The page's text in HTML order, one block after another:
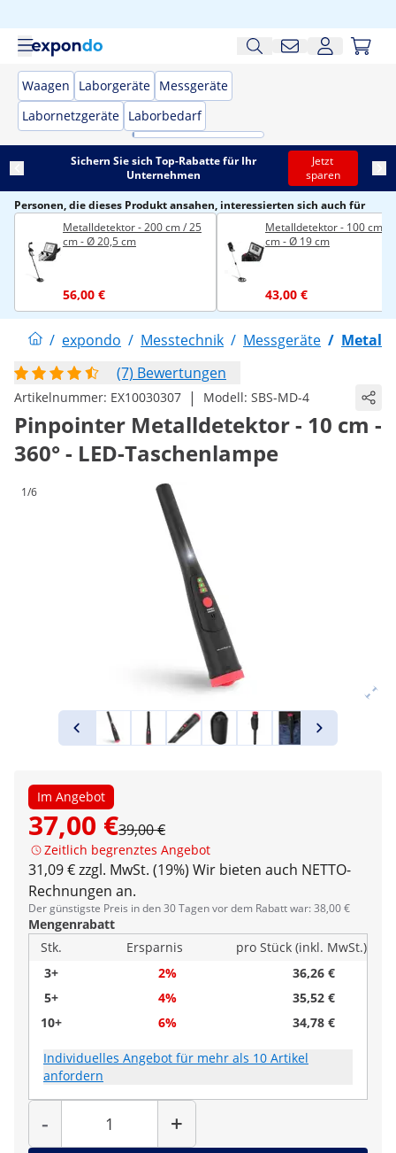
Waagen Laborgeräte Messgeräte
Labornetzgeräte Laborbedarf
Sichern Sie sich Top-Rabatte für Ihr
Unternehmen
Jetzt
sparen
Personen, die dieses Produkt ansahen, interessierten sich auch für
Metalldetektor - 200 cm / 25
cm - Ø 20,5 cm
56,00 €
Metalldetektor - 100 cm /
cm - Ø 19 cm
43,00 €
/ expondo / Messtechnik / Messgeräte /
(7) Bewertungen
Artikelnummer: EX10030307 | Modell: SBS-MD-4
Pinpointer Metalldetektor - 10 cm -
360° - LED-Taschenlampe
1/6
Im Angebot
37,00 €39,00 €
Zeitlich begrenztes Angebot
31,09 € zzgl. MwSt. (19%) Wir bieten auch NETTO-
Rechnungen an.
Der günstigste Preis in den 30 Tagen vor dem Rabatt war: 38,00 €
Mengenrabatt
Stk.
Ersparnis
pro Stück (inkl. MwSt.)
3+
2%
36,26 €
5+
4%
35,52 €
10+
6% 34,78 €
Individuelles Angebot für mehr als 10 Artikel
anfordern
-
Menge
+